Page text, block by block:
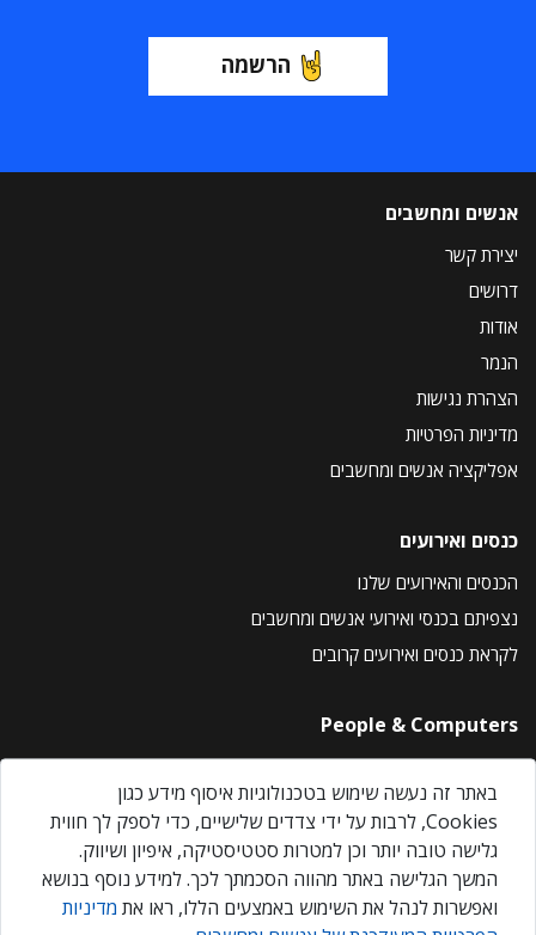
הרשמה
אנשים ומחשבים
יצירת קשר
דרושים
אודות
הנמר
הצהרת נגישות
מדיניות הפרטיות
אפליקציה אנשים ומחשבים
כנסים ואירועים
הכנסים והאירועים שלנו
נצפיתם בכנסי ואירועי אנשים ומחשבים
לקראת כנסים ואירועים קרובים
People & Computers
About Us
Privacy Policy
Contact Us
Our Events
באתר זה נעשה שימוש בטכנולוגיות איסוף מידע כגון
Cookies, לרבות על ידי צדדים שלישיים, כדי לספק לך חווית
גלישה טובה יותר וכן למטרות סטטיסטיקה, איפיון ושיווק.
המשך הגלישה באתר מהווה הסכמתך לכך. למידע נוסף בנושא
ואפשרות לנהל את השימוש באמצעים הללו, ראו את מדיניות